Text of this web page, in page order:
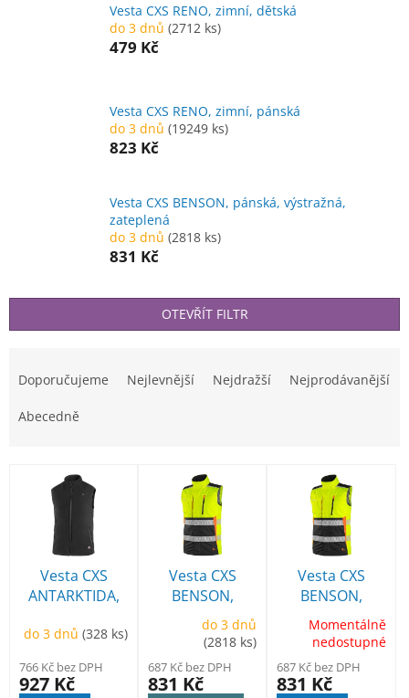
Vesta CXS RENO, zimní, dětská
do 3 dnů (2712 ks)
479 Kč
Vesta CXS RENO, zimní, pánská
do 3 dnů (19249 ks)
823 Kč
Vesta CXS BENSON, pánská, výstražná,
zateplená
do 3 dnů (2818 ks)
831 Kč
OTEVŘÍT FILTR
Doporučujeme Nejlevnější Nejdražší Nejprodávanější
Abecedně
Vesta CXS
ANTARKTIDA,
fleecová,
do 3 dnů(328 ks)
766 Kč bez DPH
927 Kč
Vesta CXS
BENSON,
pánská,
výstražná,
do 3 dnů
(2818 ks)
687 Kč bez DPH
831 Kč
Vesta CXS
BENSON,
pánská,
výstražná,
zateplená,
žluto-černá
Momentálně
nedostupné
687 Kč bez DPH
831 Kč